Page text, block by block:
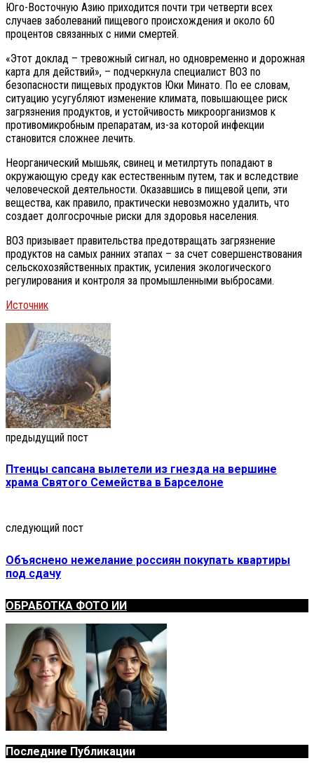
Юго-Восточную Азию приходится почти три четверти всех
случаев заболеваний пищевого происхождения и около 60
процентов связанных с ними смертей.
«Этот доклад – тревожный сигнал, но одновременно и дорожная
карта для действий», – подчеркнула специалист ВОЗ по
безопасности пищевых продуктов Юки Минато. По ее словам,
ситуацию усугубляют изменение климата, повышающее риск
загрязнения продуктов, и устойчивость микроорганизмов к
противомикробным препаратам, из-за которой инфекции
становится сложнее лечить.
Неорганический мышьяк, свинец и метилртуть попадают в
окружающую среду как естественным путем, так и вследствие
человеческой деятельности. Оказавшись в пищевой цепи, эти
вещества, как правило, практически невозможно удалить, что
создает долгосрочные риски для здоровья населения.
ВОЗ призывает правительства предотвращать загрязнение
продуктов на самых ранних этапах – за счет совершенствования
сельскохозяйственных практик, усиления экологического
регулирования и контроля за промышленными выбросами.
Источник
предыдущий пост
Птенцы сапсана вылетели из гнезда на вершине
храма Святого Семейства в Барселоне
следующий пост
Объяснено нежелание россиян покупать квартиры
под сдачу
ОБРАБОТКА ФОТО ИИ
Последние Публикации